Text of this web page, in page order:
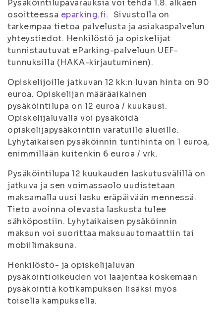
Pysäköintilupavarauksia voi tehdä 1.8. alkaen
osoitteessa eparking.fi. Sivustolla on
tarkempaa tietoa palvelusta ja asiakaspalvelun
yhteystiedot. Henkilöstö ja opiskelijat
tunnistautuvat eParking-palveluun UEF-
tunnuksilla (HAKA-kirjautuminen).
Opiskelijoille jatkuvan 12 kk:n luvan hinta on 90
euroa. Opiskelijan määräaikainen
pysäköintilupa on 12 euroa / kuukausi.
Opiskelijaluvalla voi pysäköidä
opiskelijapysäköintiin varatuille alueille.
Lyhytaikaisen pysäköinnin tuntihinta on 1 euroa,
enimmillään kuitenkin 6 euroa / vrk.
Pysäköintilupa 12 kuukauden laskutusvälillä on
jatkuva ja sen voimassaolo uudistetaan
maksamalla uusi lasku eräpäivään mennessä.
Tieto avoinna olevasta laskusta tulee
sähköpostiin. Lyhytaikaisen pysäköinnin
maksun voi suorittaa maksuautomaattiin tai
mobiilimaksuna.
Henkilöstö- ja opiskelijaluvan
pysäköintioikeuden voi laajentaa koskemaan
pysäköintiä kotikampuksen lisäksi myös
toisella kampuksella.